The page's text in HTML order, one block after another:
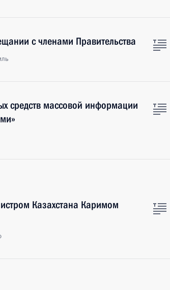
с членами Правительства
средств массовой информации
Казахстана Каримом